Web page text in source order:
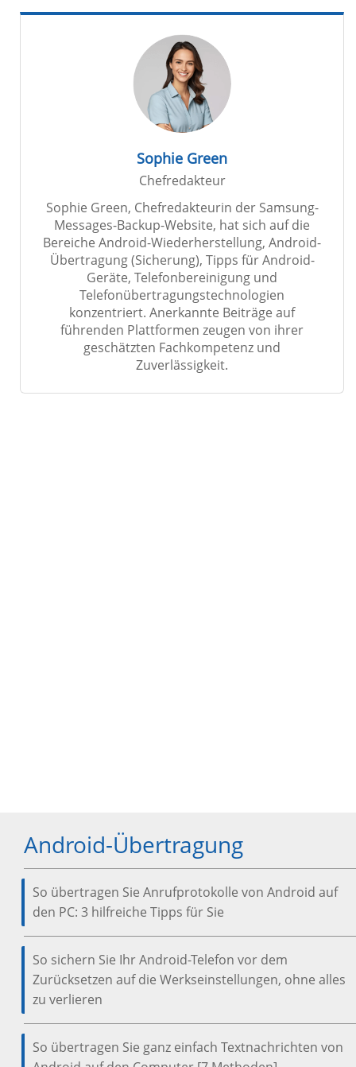
Android-Übertragung
So übertragen Sie Anrufprotokolle von Android auf
den PC: 3 hilfreiche Tipps für Sie
So sichern Sie Ihr Android-Telefon vor dem
Zurücksetzen auf die Werkseinstellungen, ohne alles
zu verlieren
So übertragen Sie ganz einfach Textnachrichten von
Sophie Green
Chefredakteur
Sophie Green, Chefredakteurin der Samsung-
Messages-Backup-Website, hat sich auf die
Bereiche Android-Wiederherstellung, Android-
Übertragung (Sicherung), Tipps für Android-
Geräte, Telefonbereinigung und
Telefonübertragungstechnologien
konzentriert. Anerkannte Beiträge auf
führenden Plattformen zeugen von ihrer
geschätzten Fachkompetenz und
Zuverlässigkeit.